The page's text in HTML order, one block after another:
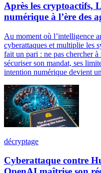
Après les cryptoactifs,
numérique à l’ère des
Au moment où l’intelligence
cyberattaques et multiplie les
fait un pari : ne pas chercher
sécuriser son mandat, ses
intention numérique devient
décryptage
Cyberattaque contre